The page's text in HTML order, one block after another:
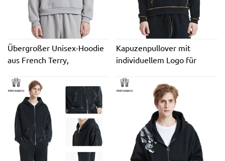
Übergroßer Unisex-Hoodie
aus French Terry,
Kapuzenkragen, individuell
bedruckt, bestickt, lässig, XS
XXS für den Herbst
Kapuzenpullover mit
individuellem Logo für
Baumwolle, neues Design,
schlicht, Übergröße,
umgekehrte Kontrastnaht,
100 % Baumwolle,
übergroße Passform